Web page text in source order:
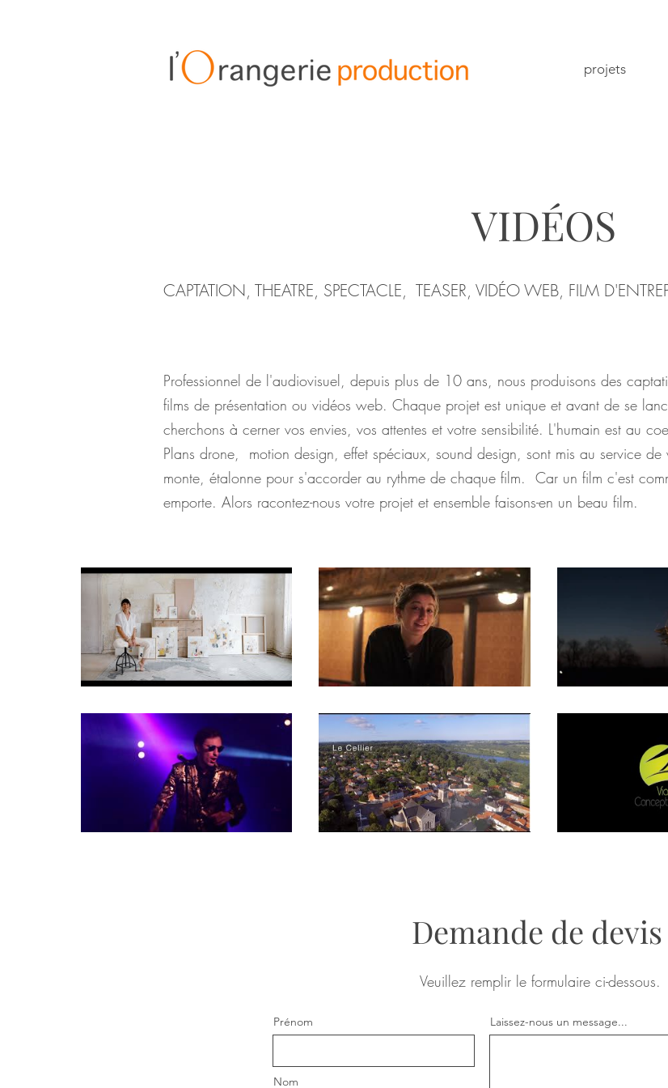
projets
VIDÉOS
Professionnel de l'audiovisuel, depuis plus de 10 ans, nous produisons des
films de présentation ou vidéos web. Chaque projet est unique et avant de se
cherchons à cerner vos envies, vos attentes et votre sensibilité. L'humain est au
Plans drone, motion design, effet spéciaux, sound design, sont mis au service de
monte, étalonne pour s'accorder au rythme de chaque film. Car un film c'est
emporte. Alors racontez-nous votre projet et ensemble faisons-en un beau film.
CAPTATION, THEATRE, SPECTACLE, TEASER, VIDÉO WEB, FILM D'ENTRE
Demande de devis
Veuillez remplir le formulaire ci-dessous.
Prénom
Nom
Laissez-nous un message...